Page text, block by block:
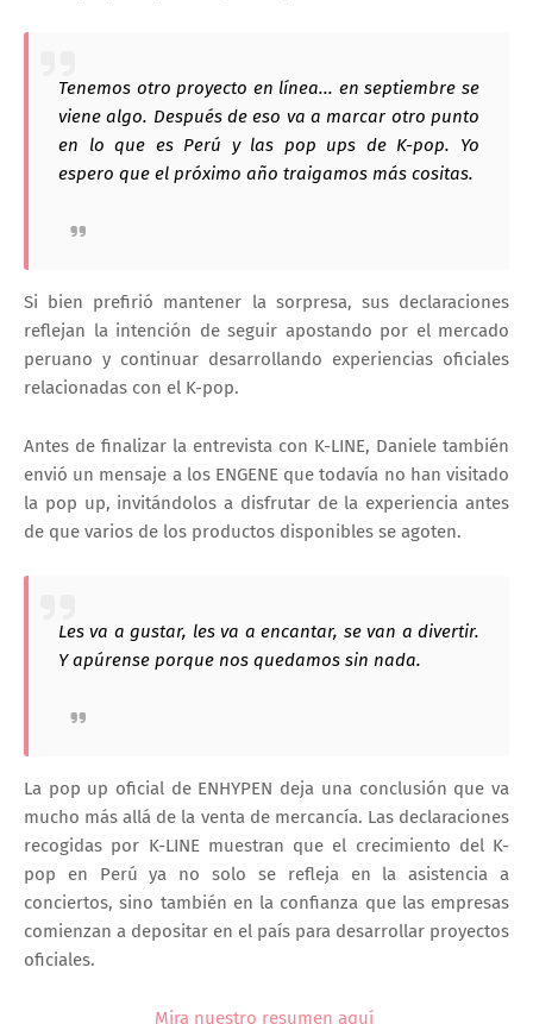
Tenemos otro proyecto en línea... en septiembre se
viene algo. Después de eso va a marcar otro punto
en lo que es Perú y las pop ups de K-pop. Yo
espero que el próximo año traigamos más cositas.
Si bien prefirió mantener la sorpresa, sus declaraciones
reflejan la intención de seguir apostando por el mercado
peruano y continuar desarrollando experiencias oficiales
relacionadas con el K-pop.
Antes de finalizar la entrevista con K-LINE, Daniele también
envió un mensaje a los ENGENE que todavía no han visitado
la pop up, invitándolos a disfrutar de la experiencia antes
de que varios de los productos disponibles se agoten.
Les va a gustar, les va a encantar, se van a divertir.
Y apúrense porque nos quedamos sin nada.
La pop up oficial de ENHYPEN deja una conclusión que va
mucho más allá de la venta de mercancía. Las declaraciones
recogidas por K-LINEmuestran que el crecimiento del K-
pop en Perú ya no solo se refleja en la asistencia a
conciertos, sino también en la confianza que las empresas
comienzan a depositar en el país para desarrollar proyectos
oficiales.
Mira nuestro resumen aquí